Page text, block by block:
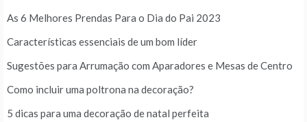
As 6 Melhores Prendas Para o Dia do Pai 2023
Características essenciais de um bom líder
Sugestões para Arrumação com Aparadores e Mesas de Centro
Como incluir uma poltrona na decoração?
5 dicas para uma decoração de natal perfeita